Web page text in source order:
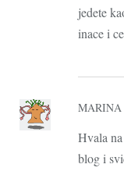
jedete
inace i
MARINA
Hvala
blog i